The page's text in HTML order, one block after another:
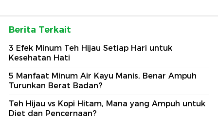
Berita Terkait
3 Efek Minum Teh Hijau Setiap Hari untuk
Kesehatan Hati
5 Manfaat Minum Air Kayu Manis, Benar Ampuh
Turunkan Berat Badan?
Teh Hijau vs Kopi Hitam, Mana yang Ampuh untuk
Diet dan Pencernaan?